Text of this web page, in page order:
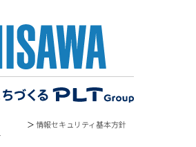
尽くした「間違いのない
」で暮らしたい方
＞ 情報セキュリティ基本方針